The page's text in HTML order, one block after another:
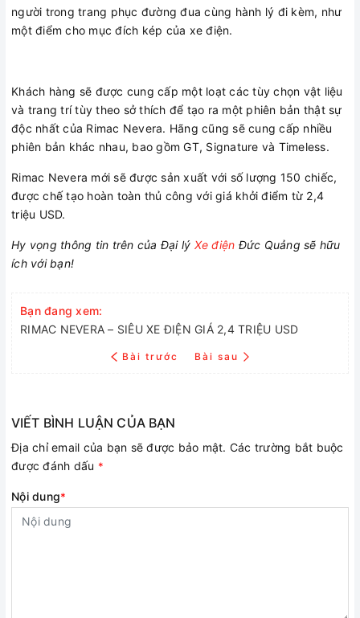
người trong trang phục đường đua cùng hành lý đi kèm, như
một điểm cho mục đích kép của xe điện.
Khách hàng sẽ được cung cấp một loạt các tùy chọn vật liệu
và trang trí tùy theo sở thích để tạo ra một phiên bản thật sự
độc nhất của Rimac Nevera. Hãng cũng sẽ cung cấp nhiều
phiên bản khác nhau, bao gồm GT, Signature và Timeless.
Rimac Nevera mới sẽ được sản xuất với số lượng 150 chiếc,
được chế tạo hoàn toàn thủ công với giá khởi điểm từ 2,4
triệu USD.
Hy vọng thông tin trên của Đại lý Xe điện Đức Quảng sẽ hữu
ích với bạn!
Bạn đang xem:
RIMAC NEVERA – SIÊU XE ĐIỆN GIÁ 2,4 TRIỆU USD
Bài trước Bài sau
VIẾT BÌNH LUẬN CỦA BẠN
Địa chỉ email của bạn sẽ được bảo mật. Các trường bắt buộc
được đánh dấu *
Nội dung*